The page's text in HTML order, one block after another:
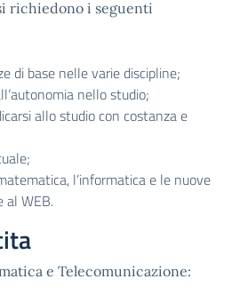
richiedono i seguenti
di base nelle varie discipline;
nello studio;
allo studio con costanza e
l’informatica e le nuove
al WEB.
e Telecomunicazione: